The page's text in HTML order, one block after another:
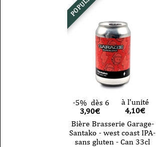
-5% dès 6
3,90€
à l'unité
4,10€
Bière Brasserie Garage-
Santako - west coast IPA-
sans gluten - Can 33cl